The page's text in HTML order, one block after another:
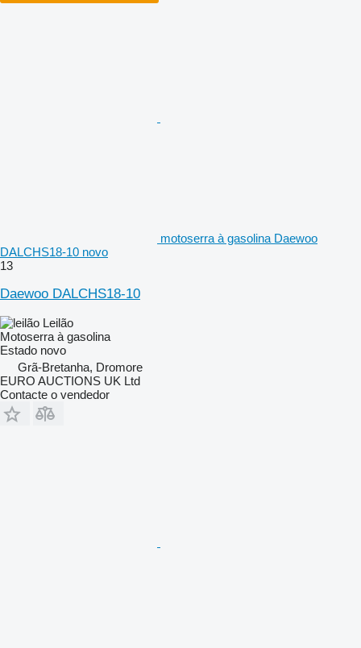
motoserra à gasolina Daewoo
DALCHS18-10 novo
13
Daewoo DALCHS18-10
Leilão
Motoserra à gasolina
Estado novo
Grã-Bretanha, Dromore
EURO AUCTIONS UK Ltd
Contacte o vendedor